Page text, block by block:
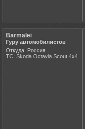
Barmalei
Гуру автомобилистов
Откуда: Россия
ТС: Skoda Octavia Scout 4x4